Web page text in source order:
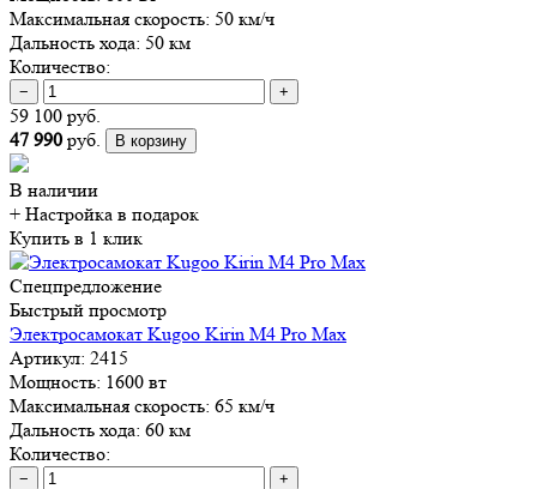
Максимальная скорость: 50 км/ч
Дальность хода: 50 км
Количество:
− +
59 100 руб.
47 990 руб. В корзину
В наличии
+ Настройка в подарок
Купить в 1 клик
Спецпредложение
Быстрый просмотр
Электросамокат Kugoo Kirin M4 Pro Max
Артикул: 2415
Мощность: 1600 вт
Максимальная скорость: 65 км/ч
Дальность хода: 60 км
Количество:
− +